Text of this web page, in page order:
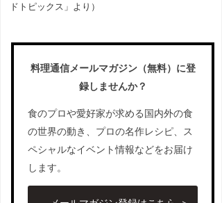
ドトピックス」より）
料理通信メールマガジン（無料）に登
録しませんか？
食のプロや愛好家が求める国内外の食
の世界の動き、プロの名作レシピ、ス
ペシャルなイベント情報などをお届け
します。